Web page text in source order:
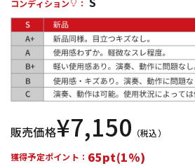
中古
コンディション
：
販売価格¥7,150 （税込）
獲得予定ポイント： 65pt(1%)